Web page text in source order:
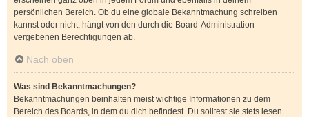
persönlichen Bereich. Ob du eine globale Bekanntmachung schreiben
kannst oder nicht, hängt von den durch die Board-Administration
vergebenen Berechtigungen ab.
Nach oben
Was sind Bekanntmachungen?
Bekanntmachungen beinhalten meist wichtige Informationen zu dem
Bereich des Boards, in dem du dich befindest. Du solltest sie stets lesen.